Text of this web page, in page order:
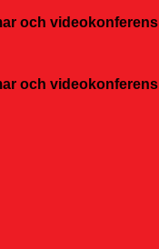
och videokonferens
och videokonferens